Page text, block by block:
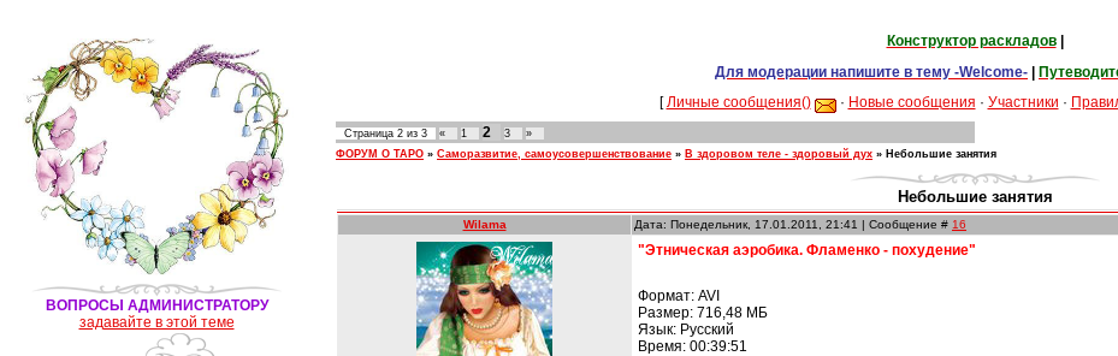
ВОПРОСЫ АДМИНИСТРАТОРУ
задавайте в этой теме
Конструктор раскладов|
Для модерации напишите в тему -Welcome-
[ Личные сообщения() · Новые сообщения · Участники ·
Страница 2 из 3 « 1 2 3
»
ФОРУМ О ТАРО » Саморазвитие, самоусовершенствование » В здоровом теле - здоровый дух » Небольшие занятия
Небольшие занятия
Wilama Дата: Понедельник, 17.01.2011, 21:41 | Сообщение # 16
"Этническая аэробика. Фламенко - похудение"
Формат: AVI
Размер: 716,48 МБ
Язык: Русский
Время: 00:39:51